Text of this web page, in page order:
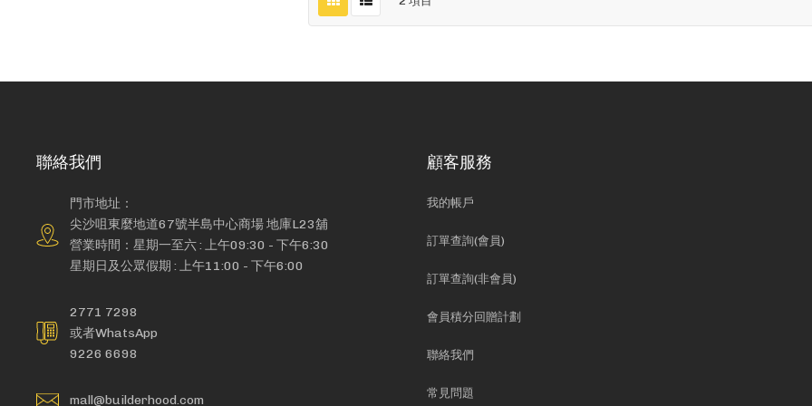
聯絡我們
門市地址：
尖沙咀東麼地道67號半島中心商場 地庫L23舖
營業時間：星期一至六 : 上午09:30 - 下午6:30
星期日及公眾假期 : 上午11:00 - 下午6:00
2771 7298
或者WhatsApp
9226 6698
mall@builderhood.com
顧客服務
我的帳戶
訂單查詢(會員)
訂單查詢(非會員)
會員積分回贈計劃
聯絡我們
常見問題